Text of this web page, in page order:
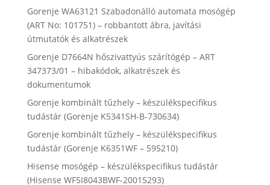
Gorenje WA63121 Szabadonálló automata mosógép
(ART No: 101751) – robbantott ábra, javítási
útmutatók és alkatrészek
Gorenje D7664N hőszivattyús szárítógép – ART
347373/01 – hibakódok, alkatrészek és
dokumentumok
Gorenje kombinált tűzhely – készülékspecifikus
tudástár (Gorenje K5341SH-B-730634)
Gorenje kombinált tűzhely – készülékspecifikus
tudástár (Gorenje K6351WF – 595210)
Hisense mosógép – készülékspecifikus tudástár
(Hisense WF5I8043BWF-20015293)